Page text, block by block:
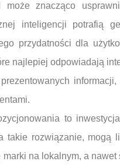
może znacząco
inteligencji potrafią
przydatności dla
najlepiej odpowiadają
to
takie rozwiązanie, mogą
na lokalnym, a